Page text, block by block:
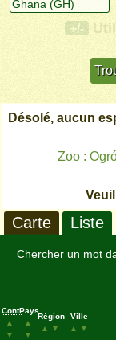
+/-
Désolé, aucun
Zoo :
Carte Liste
Chercher un mot
Cont.
▲
▼
Pays
▲
▼
Région
▲
▼
Ville
▲
▼